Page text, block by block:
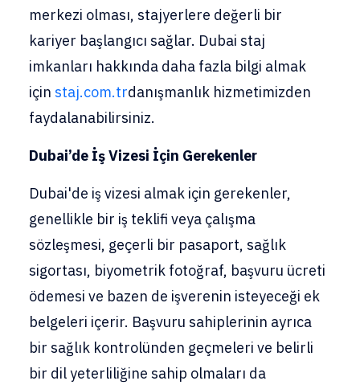
merkezi olması, stajyerlere değerli bir
kariyer başlangıcı sağlar. Dubai staj
imkanları hakkında daha fazla bilgi almak
için staj.com.trdanışmanlık hizmetimizden
faydalanabilirsiniz.
Dubai’de İş Vizesi İçin Gerekenler
Dubai'de iş vizesi almak için gerekenler,
genellikle bir iş teklifi veya çalışma
sözleşmesi, geçerli bir pasaport, sağlık
sigortası, biyometrik fotoğraf, başvuru ücreti
ödemesi ve bazen de işverenin isteyeceği ek
belgeleri içerir. Başvuru sahiplerinin ayrıca
bir sağlık kontrolünden geçmeleri ve belirli
bir dil yeterliliğine sahip olmaları da